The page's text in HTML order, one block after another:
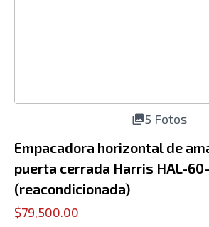
5 Fotos
Empacadora horizontal de
puerta cerrada Harris HAL-
(reacondicionada)
$79,500.00